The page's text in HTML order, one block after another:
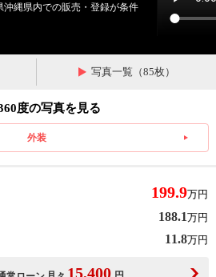
縄県内での販売・登録が条件
写真一覧（85枚）
度の写真を見る
外装
199.9万円
188.1万円
11.8万円
15,400